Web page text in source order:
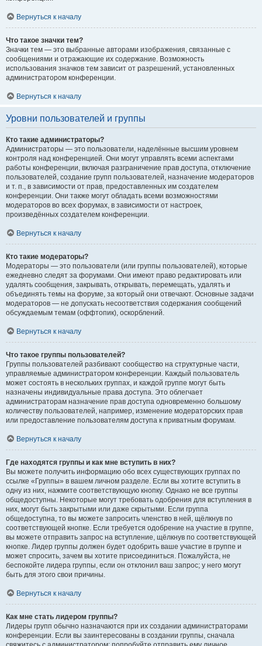
Вернуться к началу
Что такое значки тем?
Значки тем — это выбранные авторами изображения, связанные с
сообщениями и отражающие их содержание. Возможность
использования значков тем зависит от разрешений, установленных
администратором конференции.
Вернуться к началу
Уровни пользователей и группы
Кто такие администраторы?
Администраторы — это пользователи, наделённые высшим уровнем
контроля над конференцией. Они могут управлять всеми аспектами
работы конференции, включая разграничение прав доступа, отключение
пользователей, создание групп пользователей, назначение модераторов
и т. п., в зависимости от прав, предоставленных им создателем
конференции. Они также могут обладать всеми возможностями
модераторов во всех форумах, в зависимости от настроек,
произведённых создателем конференции.
Вернуться к началу
Кто такие модераторы?
Модераторы — это пользователи (или группы пользователей), которые
ежедневно следят за форумами. Они имеют право редактировать или
удалять сообщения, закрывать, открывать, перемещать, удалять и
объединять темы на форуме, за который они отвечают. Основные задачи
модераторов — не допускать несоответствия содержания сообщений
обсуждаемым темам (оффтопик), оскорблений.
Вернуться к началу
Что такое группы пользователей?
Группы пользователей разбивают сообщество на структурные части,
управляемые администратором конференции. Каждый пользователь
может состоять в нескольких группах, и каждой группе могут быть
назначены индивидуальные права доступа. Это облегчает
администраторам назначение прав доступа одновременно большому
количеству пользователей, например, изменение модераторских прав
или предоставление пользователям доступа к приватным форумам.
Вернуться к началу
Где находятся группы и как мне вступить в них?
Вы можете получить информацию обо всех существующих группах по
ссылке «Группы» в вашем личном разделе. Если вы хотите вступить в
одну из них, нажмите соответствующую кнопку. Однако не все группы
общедоступны. Некоторые могут требовать одобрения для вступления в
них, могут быть закрытыми или даже скрытыми. Если группа
общедоступна, то вы можете запросить членство в ней, щёлкнув по
соответствующей кнопке. Если требуется одобрение на участие в группе,
вы можете отправить запрос на вступление, щёлкнув по соответствующей
кнопке. Лидер группы должен будет одобрить ваше участие в группе и
может спросить, зачем вы хотите присоединиться. Пожалуйста, не
беспокойте лидера группы, если он отклонил ваш запрос; у него могут
быть для этого свои причины.
Вернуться к началу
Как мне стать лидером группы?
Лидеры групп обычно назначаются при их создании администраторами
конференции. Если вы заинтересованы в создании группы, сначала